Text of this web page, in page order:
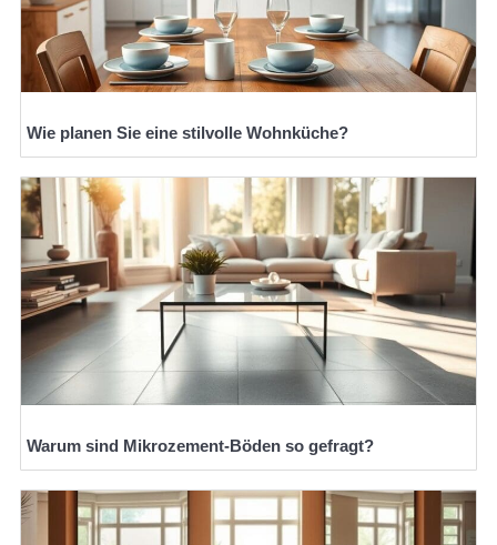
Wie planen Sie eine stilvolle Wohnküche?
Warum sind Mikrozement-Böden so gefragt?